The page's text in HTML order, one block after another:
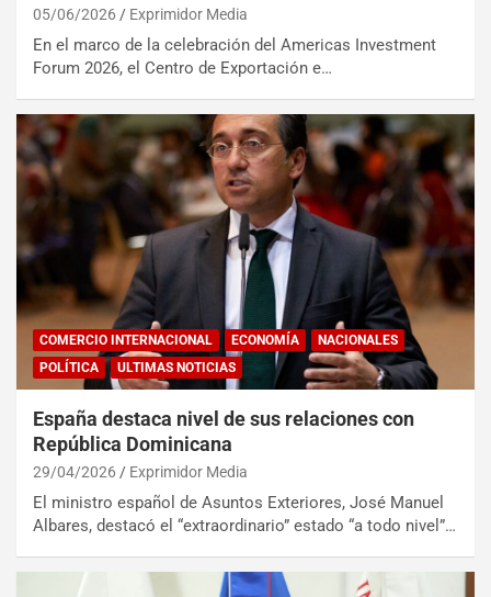
05/06/2026 Exprimidor Media
En el marco de la celebración del Americas Investment
Forum 2026, el Centro de Exportación e…
COMERCIO INTERNACIONAL ECONOMÍA
NACIONALES
POLÍTICA
ULTIMAS NOTICIAS
España destaca nivel de sus relaciones con
República Dominicana
29/04/2026 Exprimidor Media
El ministro español de Asuntos Exteriores, José Manuel
Albares, destacó el “extraordinario” estado “a todo nivel”…